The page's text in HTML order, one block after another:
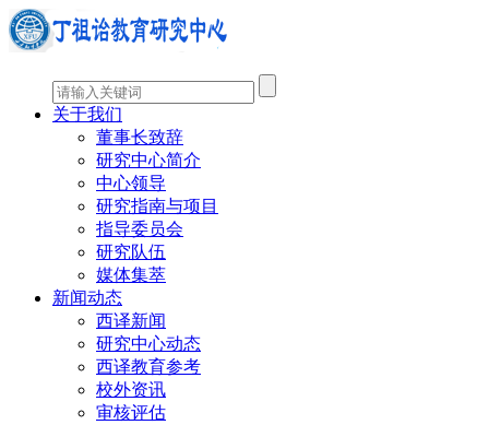
关于我们
董事长致辞
研究中心简介
中心领导
研究指南与项目
指导委员会
研究队伍
媒体集萃
新闻动态
西译新闻
研究中心动态
西译教育参考
校外资讯
审核评估